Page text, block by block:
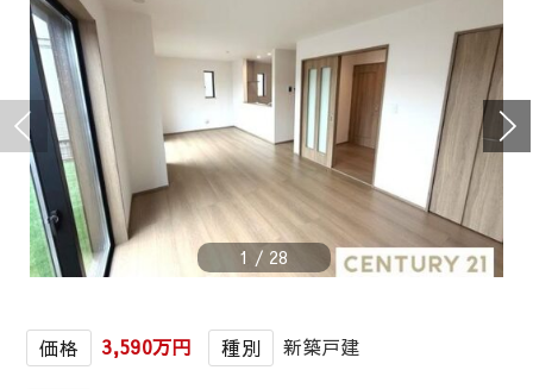
1 / 28
価格 3,590万円 種別 新築戸建